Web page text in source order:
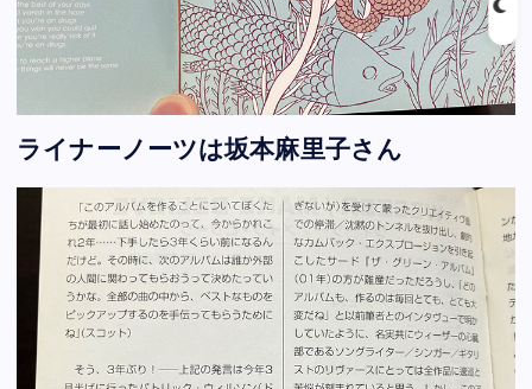
ライナーノーツは坂本麻里子さん